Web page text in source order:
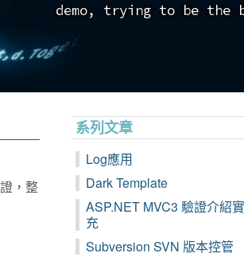
demo, tryi ng to be the
，整
系列文章
Log應用
Dark Template
ASP.NET MVC3 驗證介紹
充
Subversion SVN 版本控管